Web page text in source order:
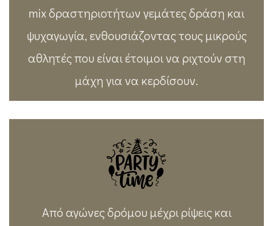
mix δραστηριοτήτων γεμάτες δράση και
ψυχαγωγία, ενθουσιάζοντας τους μικρούς
αθλητές που είναι έτοιμοι να ριχτούν στη
μάχη για να κερδίσουν.
Από αγώνες δρόμου μέχρι ρίψεις και